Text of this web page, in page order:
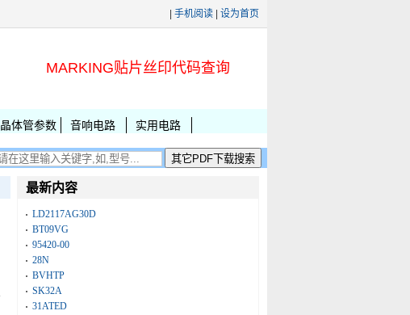
手机阅读 设为首页
MARKING贴片丝印代码查询
晶体管参数 音响电路 实用电路
最新内容
LD2117AG30D
BT09VG
95420-00
28N
BVHTP
SK32A
31ATED